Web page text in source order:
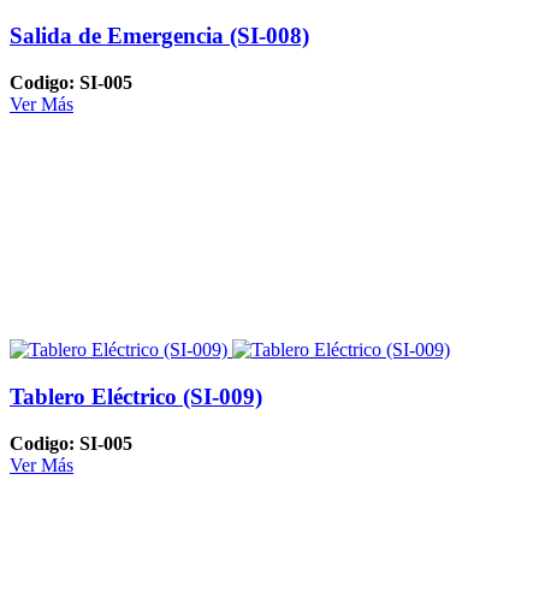
Salida de Emergencia (SI-008)
Codigo: SI-005
Ver Más
Tablero Eléctrico (SI-009)
Codigo: SI-005
Ver Más